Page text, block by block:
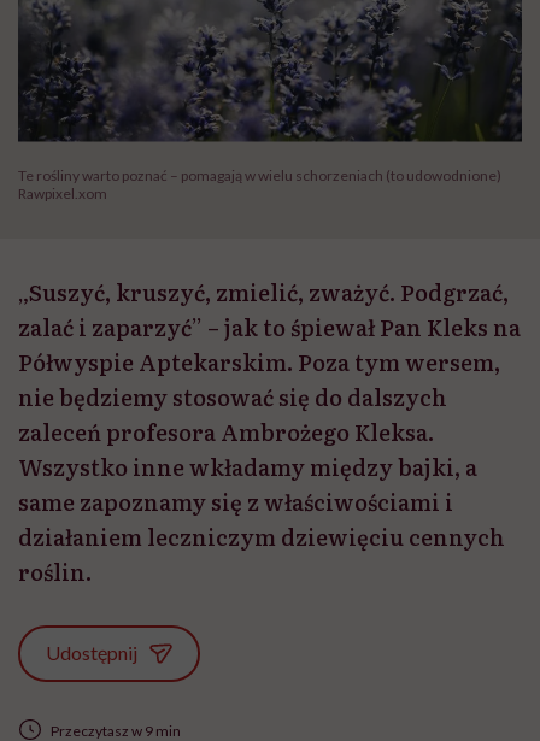
Te rośliny warto poznać – pomagają w wielu schorzeniach (to udowodnione)
Rawpixel.xom
„Suszyć, kruszyć, zmielić, zważyć. Podgrzać,
zalać i zaparzyć” – jak to śpiewał Pan Kleks na
Półwyspie Aptekarskim. Poza tym wersem,
nie będziemy stosować się do dalszych
zaleceń profesora Ambrożego Kleksa.
Wszystko inne wkładamy między bajki, a
same zapoznamy się z właściwościami i
działaniem leczniczym dziewięciu cennych
roślin.
Udostępnij
Przeczytasz w 9 min